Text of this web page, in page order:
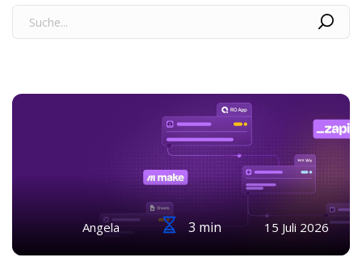
Angela 3 min 15 Juli 2026